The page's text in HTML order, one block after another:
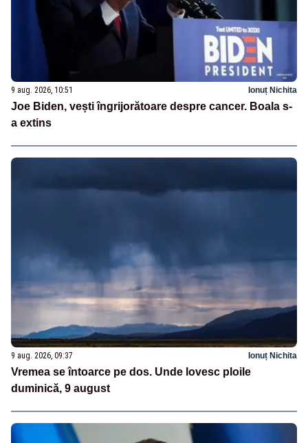
9 aug. 2026, 10:51 Ionuț Nichita
Joe Biden, vești îngrijorătoare despre cancer. Boala s-
a extins
9 aug. 2026, 09:37 Ionuț Nichita
Vremea se întoarce pe dos. Unde lovesc ploile
duminică, 9 august